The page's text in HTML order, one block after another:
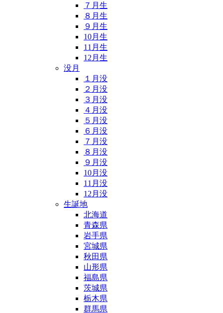
７月生
８月生
９月生
10月生
11月生
12月生
没月
１月没
２月没
３月没
４月没
５月没
６月没
７月没
８月没
９月没
10月没
11月没
12月没
生誕地
北海道
青森県
岩手県
宮城県
秋田県
山形県
福島県
茨城県
栃木県
群馬県